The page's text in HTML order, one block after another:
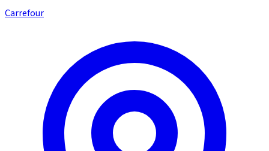
Carrefour